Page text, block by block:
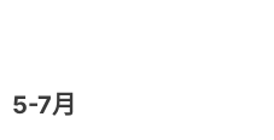
5-7月